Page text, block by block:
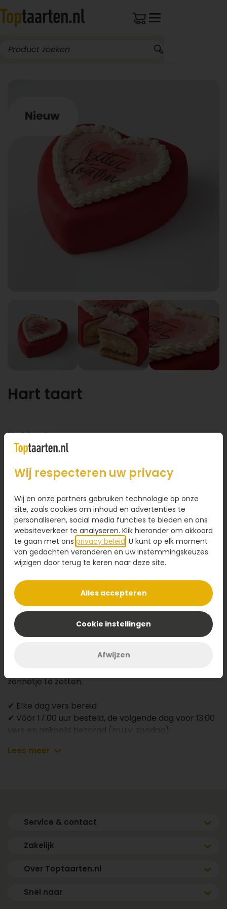
Hart taart
Hart taart
Voeg een kaart toe met jouw persoonlijke tekst
Ontwerp maken
Omschrijving
Verras iemand die je liefhebt met deze romantische
hart taart. Gevuld met romige slagroom en een
zorgt voor een liefdevolle uitstraling. Perfect voor
zonnetje te zetten.
✔ Elke dag vers bereid
✔ Vóór 17.00 uur besteld, de volgende dag voor 13.00
vers en gekoeld bezorgd (m.u.v. zondag)
Afmetingen & aantal personen
room (MELK), suiker, EI, glucose-fructosestroop,
frambozen, rode bessen, TARWEbloem, amandel
(AMANDELEN), TARWEzetmeel, water, stabilisator
(E420, E407, E1103), dextrose, geleermiddel (E440),
emulgator (E472b, E477, E471), rijsmiddel (E450,
E500), glucosestroop, magere MELKpoeder,
Lees meer
Service & contact
Zakelijk
Over Toptaarten.nl
Snel naar
Wij respecteren uw privacy
Wij en onze partners gebruiken technologie op onze
site, zoals cookies om inhoud en advertenties te
personaliseren, social media functies te bieden en ons
websiteverkeer te analyseren. Klik hieronder om akkoord
te gaan met ons privacy beleid . U kunt op elk moment
van gedachten veranderen en uw instemmingskeuzes
wijzigen door terug te keren naar deze site.
Alles accepteren
Cookie instellingen
Afwijzen